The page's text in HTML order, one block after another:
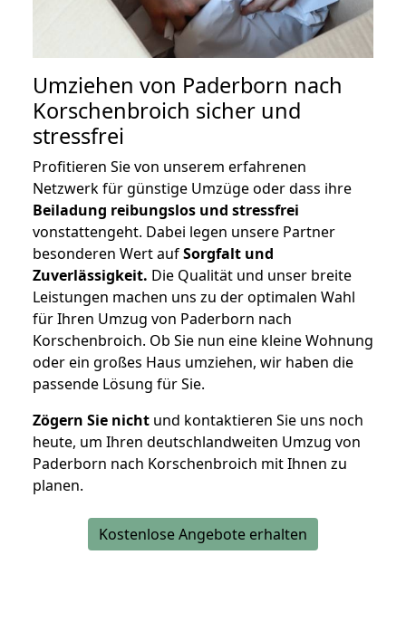
Umziehen von Paderborn nach
Korschenbroich sicher und
stressfrei
Profitieren Sie von unserem erfahrenen
Netzwerk für günstige Umzüge oder dass ihre
Beiladung reibungslos und stressfrei
vonstattengeht. Dabei legen unsere Partner
besonderen Wert aufSorgfalt und
Zuverlässigkeit. Die Qualität und unser breite
Leistungen machen uns zu der optimalen Wahl
für Ihren Umzug von Paderborn nach
Korschenbroich. Ob Sie nun eine kleine Wohnung
oder ein großes Haus umziehen, wir haben die
passende Lösung für Sie.
Zögern Sie nicht und kontaktieren Sie uns noch
heute, um Ihren deutschlandweiten Umzug von
Paderborn nach Korschenbroich mit Ihnen zu
planen.
Kostenlose Angebote erhalten